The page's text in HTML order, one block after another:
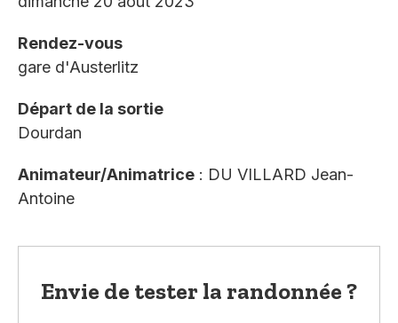
Rendez-vous
gare d'Austerlitz
Départ de la sortie
Dourdan
Animateur/Animatrice : DU VILLARD Jean-
Antoine
Envie de tester la randonnée ?